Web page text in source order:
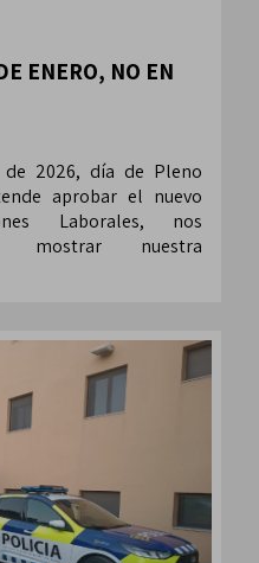
ENERO, NO EN
2026, día de Pleno
aprobar el nuevo
Laborales, nos
mostrar nuestra